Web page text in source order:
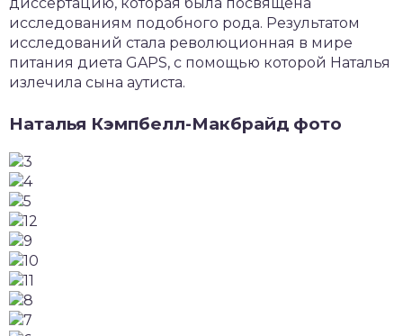
исследованиям подобного рода. Результатом
исследований стала революционная в мире
питания диета GAPS, с помощью которой Наталья
излечила сына аутиста.
Наталья Кэмпбелл-Макбрайд фото